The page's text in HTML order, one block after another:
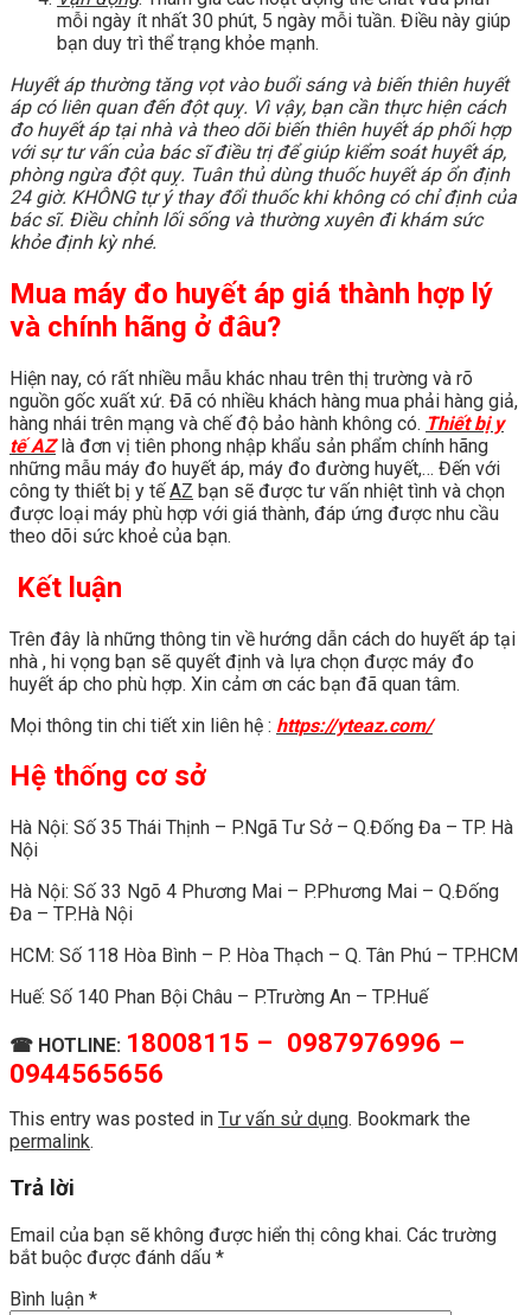
mỗi ngày ít nhất 30 phút, 5 ngày mỗi tuần. Điều này giúp
bạn duy trì thể trạng khỏe mạnh.
Huyết áp thường tăng vọt vào buổi sáng và biến thiên huyết
áp có liên quan đến đột quỵ. Vì vậy, bạn cần thực hiện cách
đo huyết áp tại nhà và theo dõi biến thiên huyết áp phối hợp
với sự tư vấn của bác sĩ điều trị để giúp kiểm soát huyết áp,
phòng ngừa đột quỵ. Tuân thủ dùng thuốc huyết áp ổn định
24 giờ. KHÔNG tự ý thay đổi thuốc khi không có chỉ định của
bác sĩ. Điều chỉnh lối sống và thường xuyên đi khám sức
khỏe định kỳ nhé.
Mua máy đo huyết áp giá thành hợp lý
và chính hãng ở đâu?
Hiện nay, có rất nhiều mẫu khác nhau trên thị trường và rõ
nguồn gốc xuất xứ. Đã có nhiều khách hàng mua phải hàng giả,
hàng nhái trên mạng và chế độ bảo hành không có. Thiết bị y
tế AZlà đơn vị tiên phong nhập khẩu sản phẩm chính hãng
những mẫu máy đo huyết áp, máy đo đường huyết,… Đến với
công ty thiết bị y tếAZ bạn sẽ được tư vấn nhiệt tình và chọn
được loại máy phù hợp với giá thành, đáp ứng được nhu cầu
theo dõi sức khoẻ của bạn.
Kết luận
Trên đây là những thông tin về hướng dẫn cách do huyết áp tại
nhà , hi vọng bạn sẽ quyết định và lựa chọn được máy đo
huyết áp cho phù hợp. Xin cảm ơn các bạn đã quan tâm.
Mọi thông tin chi tiết xin liên hệ : https://yteaz.com/
Hệ thống cơ sở
Hà Nội: Số 35 Thái Thịnh – P.Ngã Tư Sở – Q.Đống Đa – TP. Hà
Nội
Hà Nội: Số 33 Ngõ 4 Phương Mai – P.Phương Mai – Q.Đống
Đa – TP.Hà Nội
HCM: Số 118 Hòa Bình – P. Hòa Thạch – Q. Tân Phú – TP.HCM
Huế: Số 140 Phan Bội Châu – P.Trường An – TP.Huế
☎ HOTLINE: 18008115 – 0987976996 –
0944565656
This entry was posted in Tư vấn sử dụng. Bookmark the
permalink.
Trả lời
Email của bạn sẽ không được hiển thị công khai. Các trường
bắt buộc được đánh dấu *
Bình luận *